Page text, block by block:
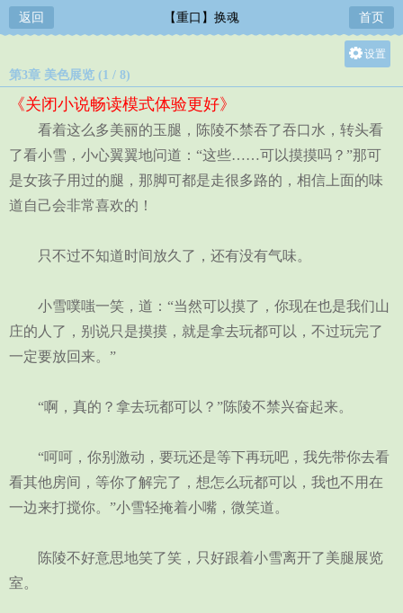
返回 【重口】换魂 首页
设置
中
小
第3章 美色展览 (1 / 8)
《关闭小说畅读模式体验更好》
看着这么多美丽的玉腿，陈陵不禁吞了吞口水，转头看
了看小雪，小心翼翼地问道：“这些……可以摸摸吗？”那可
是女孩子用过的腿，那脚可都是走很多路的，相信上面的味
道自己会非常喜欢的！
只不过不知道时间放久了，还有没有气味。
小雪噗嗤一笑，道：“当然可以摸了，你现在也是我们山
庄的人了，别说只是摸摸，就是拿去玩都可以，不过玩完了
一定要放回来。”
“啊，真的？拿去玩都可以？”陈陵不禁兴奋起来。
“呵呵，你别激动，要玩还是等下再玩吧，我先带你去看
看其他房间，等你了解完了，想怎么玩都可以，我也不用在
一边来打搅你。”小雪轻掩着小嘴，微笑道。
陈陵不好意思地笑了笑，只好跟着小雪离开了美腿展览
室。